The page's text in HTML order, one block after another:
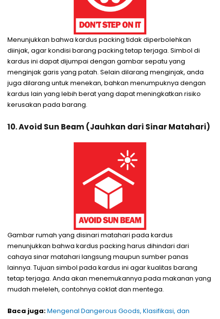
Menunjukkan bahwa kardus packing tidak diperbolehkan
diinjak, agar kondisi barang packing tetap terjaga. Simbol di
kardus ini dapat dijumpai dengan gambar sepatu yang
menginjak garis yang patah. Selain dilarang menginjak, anda
juga dilarang untuk menekan, bahkan menumpuknya dengan
kardus lain yang lebih berat yang dapat meningkatkan risiko
kerusakan pada barang.
10. Avoid Sun Beam (Jauhkan dari Sinar Matahari)
Gambar rumah yang disinari matahari pada kardus
menunjukkan bahwa kardus packing harus dihindari dari
cahaya sinar matahari langsung maupun sumber panas
lainnya. Tujuan simbol pada kardus ini agar kualitas barang
tetap terjaga. Anda akan menemukannya pada makanan yang
mudah meleleh, contohnya coklat dan mentega.
Baca juga:Mengenal Dangerous Goods, Klasifikasi, dan